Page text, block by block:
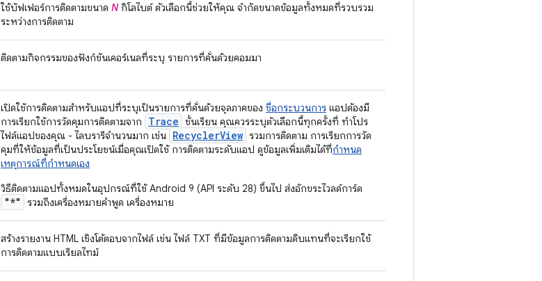
ใช้บัฟเฟอร์การติดตามขนาด N กิโลไบต์ ตัวเลือกนี้ช่วยให้คุณ จำกัดขนาดข้อมูลทั้งหมดที่รวบรวม
ระหว่างการติดตาม
ติดตามกิจกรรมของฟังก์ชันเคอร์เนลที่ระบุ รายการที่คั่นด้วยคอมมา
เปิดใช้การติดตามสำหรับแอปที่ระบุเป็นรายการที่คั่นด้วยจุลภาคของ ชื่อกระบวนการ แอปต้องมี
การเรียกใช้การวัดคุมการติดตามจาก
Trace ชั้นเรียน คุณควรระบุตัวเลือกนี้ทุกครั้งที่ ทำโปร
ไฟล์แอปของคุณ - ไลบรารีจำนวนมาก เช่น RecyclerView รวมการติดตาม การเรียกการวัด
คุมที่ให้ข้อมูลที่เป็นประโยชน์เมื่อคุณเปิดใช้ การติดตามระดับแอป ดูข้อมูลเพิ่มเติมได้ที่กําหนด
เหตุการณ์ที่กําหนดเอง
วิธีติดตามแอปทั้งหมดในอุปกรณ์ที่ใช้ Android 9 (API ระดับ 28) ขึ้นไป ส่งอักขระไวลด์การ์ด
"*" รวมถึงเครื่องหมายคำพูด เครื่องหมาย
สร้างรายงาน HTML เชิงโต้ตอบจากไฟล์ เช่น ไฟล์ TXT ที่มีข้อมูลการติดตามดิบแทนที่จะเรียกใช้
การติดตามแบบเรียลไทม์